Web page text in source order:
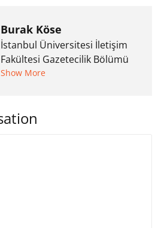
Burak Köse
İstanbul Üniversitesi İletişim
Fakültesi Gazetecilik Bölümü
mezunu. 6 yıl ana akım
kurdu. 2017'nin Mayıs ayından
Show More